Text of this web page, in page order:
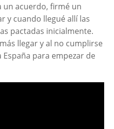
un acuerdo, firmé un
y cuando llegué allí las
pactadas inicialmente.
llegar y al no cumplirse
para empezar de